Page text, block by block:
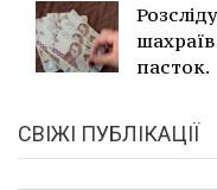
пасток.
СВІЖІ ПУБЛІКАЦІЇ